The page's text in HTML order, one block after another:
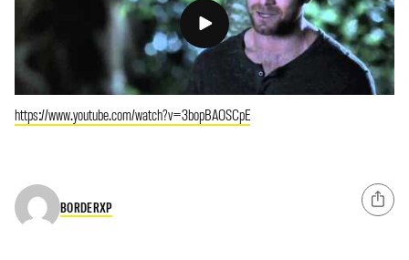
https://www.youtube.com/watch?v=3bopBAOSCpE
BORDERXP